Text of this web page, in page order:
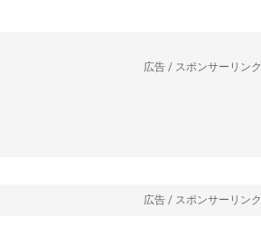
広告 / スポンサーリンク
広告 / スポンサーリンク